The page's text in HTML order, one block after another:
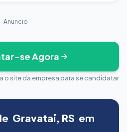
Anuncio
se Agora
o site da empresa para se candidatar
Gravataí, RS em